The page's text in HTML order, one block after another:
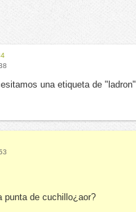
una etiqueta de "ladron"
punta de cuchillo¿aor?